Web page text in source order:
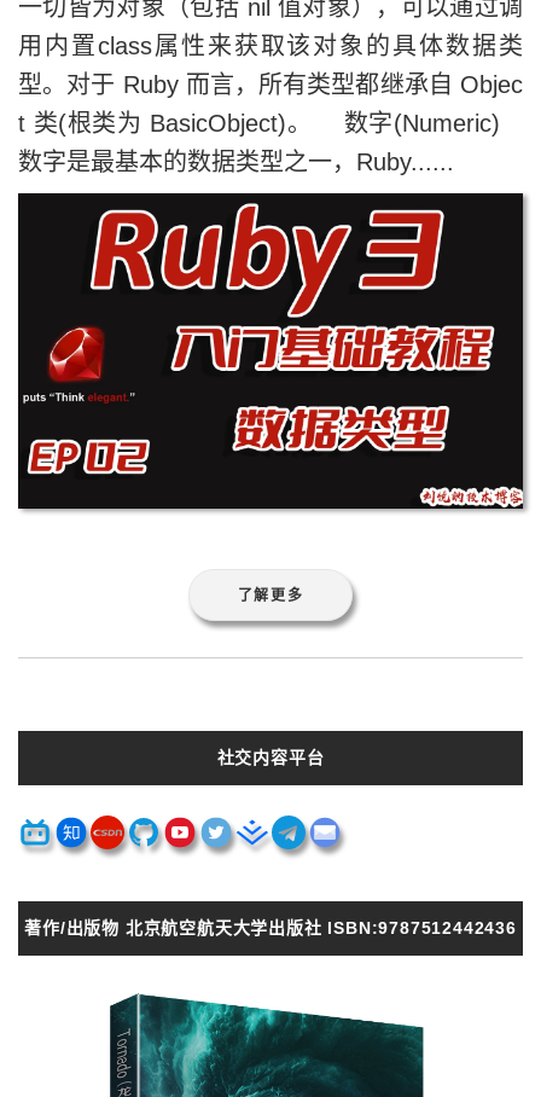
一切皆为对象（包括 nil 值对象），可以通过调
用内置class属性来获取该对象的具体数据类
型。对于 Ruby 而言，所有类型都继承自 Objec
t 类(根类为 BasicObject)。 数字(Numeric)
数字是最基本的数据类型之一，Ruby......
了解更多
社交内容平台
著作/出版物 北京航空航天大学出版社 ISBN:9787512442436